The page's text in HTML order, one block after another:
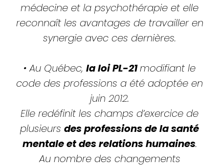
médecine et la psychothérapie et elle
reconnaît les avantages de travailler en
synergie avec ces dernières.
• Au Québec, la loi PL-21modifiant le
code des professions a été adoptée en
juin 2012.
Elle redéfinit les champs d’exercice de
plusieurs des professions de la santé
mentale et des relations humaines.
Au nombre des changements